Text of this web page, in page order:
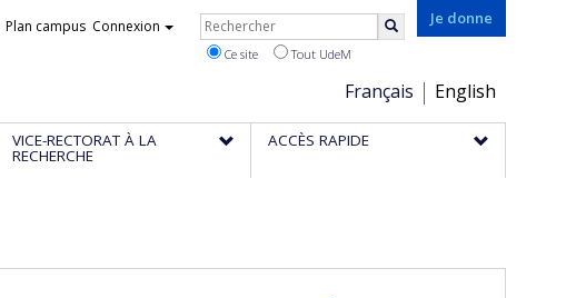
Je donne
Choix
de
la
Français English
Plan campus Connexion Rechercher
Ce site Tout UdeM
VICE-RECTORAT À LA
RECHERCHE
ACCÈS RAPIDE